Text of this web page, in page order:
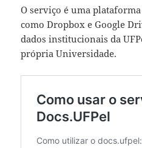
O serviço é uma
como Dropbox e Google
dados institucionais da
própria Universidade.